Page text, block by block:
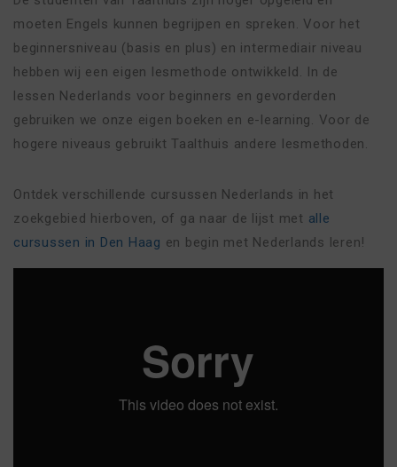
moeten Engels kunnen begrijpen en spreken. Voor het
beginnersniveau (basis en plus) en intermediair niveau
hebben wij een eigen lesmethode ontwikkeld. In de
lessen Nederlands voor beginners en gevorderden
gebruiken we onze eigen boeken en e-learning. Voor de
hogere niveaus gebruikt Taalthuis andere lesmethoden.
Ontdek verschillende cursussen Nederlands in het
zoekgebied hierboven, of ga naar de lijst met alle
cursussen in Den Haag en begin met Nederlands leren!